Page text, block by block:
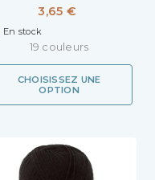
3,65 €
En stock
19 couleurs
CHOISISSEZ UNE
OPTION